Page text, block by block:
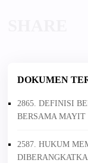
DOKUMEN
2865. DEFINISI
BERSAMA MAYIT
2587. HUKUM